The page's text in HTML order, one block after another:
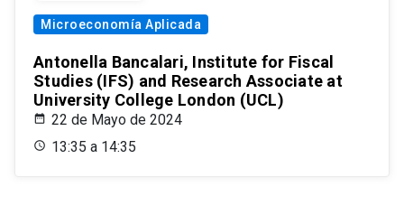
Microeconomía Aplicada
Antonella Bancalari, Institute for Fiscal
Studies (IFS) and Research Associate at
University College London (UCL)
22 de Mayo de 2024
13:35 a 14:35